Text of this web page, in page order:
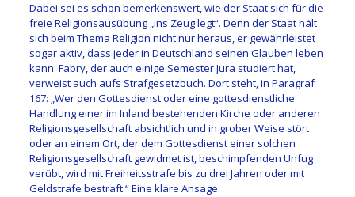
Dabei sei es schon bemerkenswert, wie der Staat sich für die
freie Religionsausübung „ins Zeug legt“. Denn der Staat hält
sich beim Thema Religion nicht nur heraus, er gewährleistet
sogar aktiv, dass jeder in Deutschland seinen Glauben leben
kann. Fabry, der auch einige Semester Jura studiert hat,
verweist auch aufs Strafgesetzbuch. Dort steht, in Paragraf
167: „Wer den Gottesdienst oder eine gottesdienstliche
Handlung einer im Inland bestehenden Kirche oder anderen
Religionsgesellschaft absichtlich und in grober Weise stört
oder an einem Ort, der dem Gottesdienst einer solchen
Religionsgesellschaft gewidmet ist, beschimpfenden Unfug
verübt, wird mit Freiheitsstrafe bis zu drei Jahren oder mit
Geldstrafe bestraft.“ Eine klare Ansage.